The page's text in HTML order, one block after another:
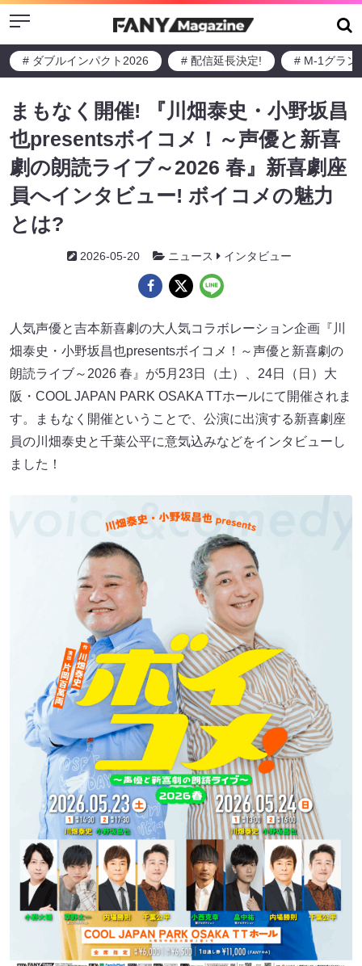
Menu
# ダブルインパクト2026 # 配信延長決定! # M-1グラン
まもなく開催! 『川畑泰史・小野坂昌
也presentsボイコメ！～声優と新喜
劇の朗読ライブ～2026 春』新喜劇座
員へインタビュー! ボイコメの魅力
とは?
2026-05-20 ニュース インタビュー
人気声優と吉本新喜劇の大人気コラボレーション企画『川
畑泰史・小野坂昌也presentsボイコメ！～声優と新喜劇の
朗読ライブ～2026 春』が5月23日（土）、24日（日）大
阪・COOL JAPAN PARK OSAKA TTホールにて開催されま
す。まもなく開催ということで、公演に出演する新喜劇座
員の川畑泰史と千葉公平に意気込みなどをインタビューし
ました！